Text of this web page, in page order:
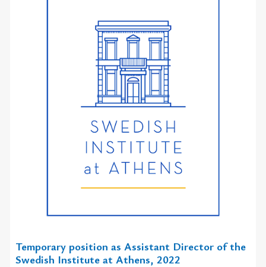
Temporary position as Assistant Director of the
Swedish Institute at Athens, 2022